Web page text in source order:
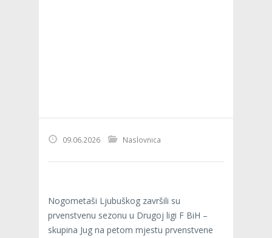
09.06.2026 Naslovnica
Nogometaši Ljubuškog završili su
prvenstvenu sezonu u Drugoj ligi F BiH –
skupina Jug na petom mjestu prvenstvene